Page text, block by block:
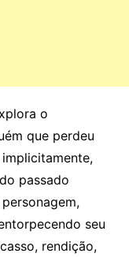
o
que perdeu
passado
seu
rendição,